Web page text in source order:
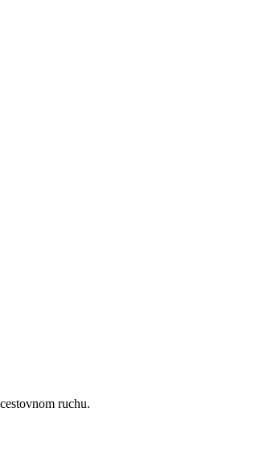
cene zájazdu a musí byť uhradená klientom
v danej destinácii.
ruchu.